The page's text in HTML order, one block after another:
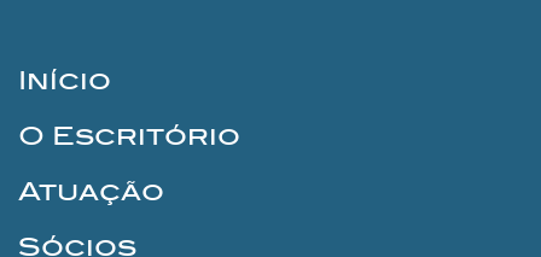
Início
O Escritório
Atuação
Sócios